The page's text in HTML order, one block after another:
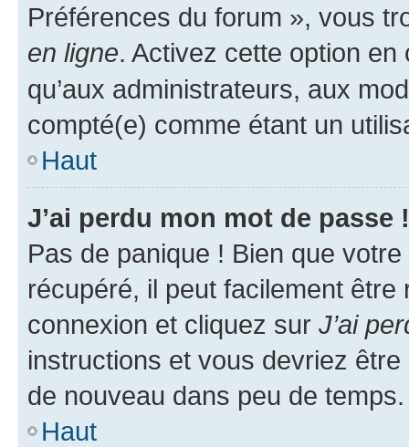
Préférences du forum », vous
en ligne. Activez cette option
qu’aux administrateurs, aux
compté(e) comme étant un
Haut
J’ai perdu mon mot de passe !
Pas de panique ! Bien que
récupéré, il peut facilement
connexion et cliquez sur J’ai
instructions et vous devriez
de nouveau dans peu de temps.
Haut